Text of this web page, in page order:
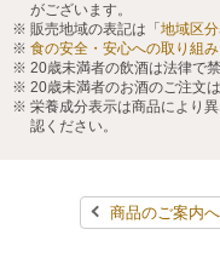
がございます。
販売地域の表記は「 地域区
食の安全・安心への取り組み
20歳未満者の飲酒は法律で
20歳未満者のお酒のご注文
栄養成分表示は商品により
認ください。
商品のご案内